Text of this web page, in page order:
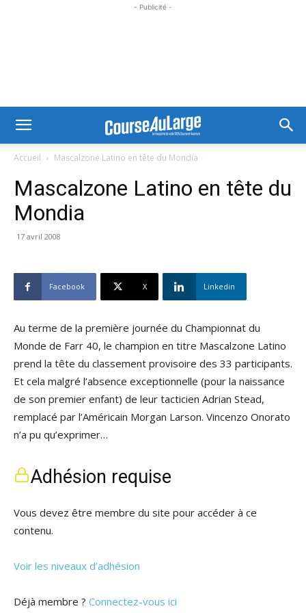
- Publicité -
Accueil Mascalzone Latino en tête du Mondia
Mascalzone Latino en tête du
Mondia
17 avril 2008
Facebook X Linkedin
Au terme de la première journée du Championnat du
Monde de Farr 40, le champion en titre Mascalzone Latino
prend la tête du classement provisoire des 33 participants.
Et cela malgré l’absence exceptionnelle (pour la naissance
de son premier enfant) de leur tacticien Adrian Stead,
remplacé par l’Américain Morgan Larson. Vincenzo Onorato
n’a pu qu’exprimer…
Adhésion requise
Vous devez être membre du site pour accéder à ce
contenu.
Voir les niveaux d’adhésion
Déjà membre ? Connectez-vous ici